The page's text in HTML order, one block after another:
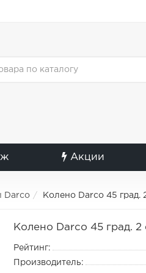
Акции
Darco Колено Darco 45 град.
Колено Darco 45 град.
Рейтинг:
Производитель: